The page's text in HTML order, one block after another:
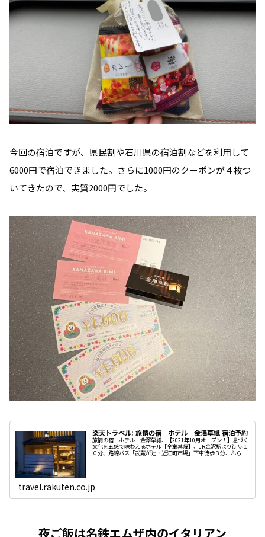
今回の宿泊ですが、県民割や石川県の宿泊割などを利用して
6000円で宿泊できました。さらに1000円のクーポンが４枚つ
いてきたので、実質2000円でした。
楽天トラベル: 旅情の宿 ホテル 金澤草紙 宿泊予約
旅情の宿 ホテル 金澤草紙、【2021年10月オープン！】息づく
文化を五感で味わえるホテル【全室禁煙】、JR金沢駅より徒歩１
０分、路線バス「武蔵が辻・近江町市場」下車徒歩３分、ふらっ
travel.rakuten.co.jp
夜ご飯は名鉄エムザ内のイタリアン